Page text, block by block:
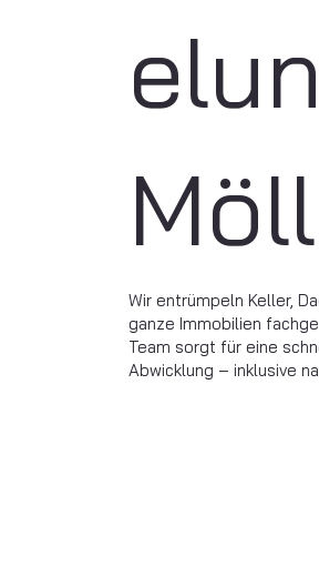
Wir entrümpeln Keller,
ganze Immobilien
Team sorgt für eine
Abwicklung – inklusive